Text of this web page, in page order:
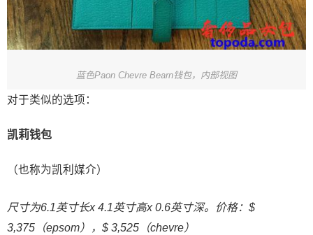
蓝色Paon Chevre Bearn钱包，内部视图
对于类似的选项：
凯莉钱包
（也称为凯利媒介）
尺寸为6.1英寸长x 4.1英寸高x 0.6英寸深。价格：$
3,375（epsom），$ 3,525（chevre）